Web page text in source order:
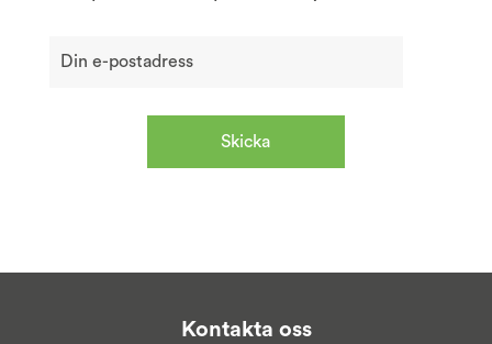
Kontakta oss